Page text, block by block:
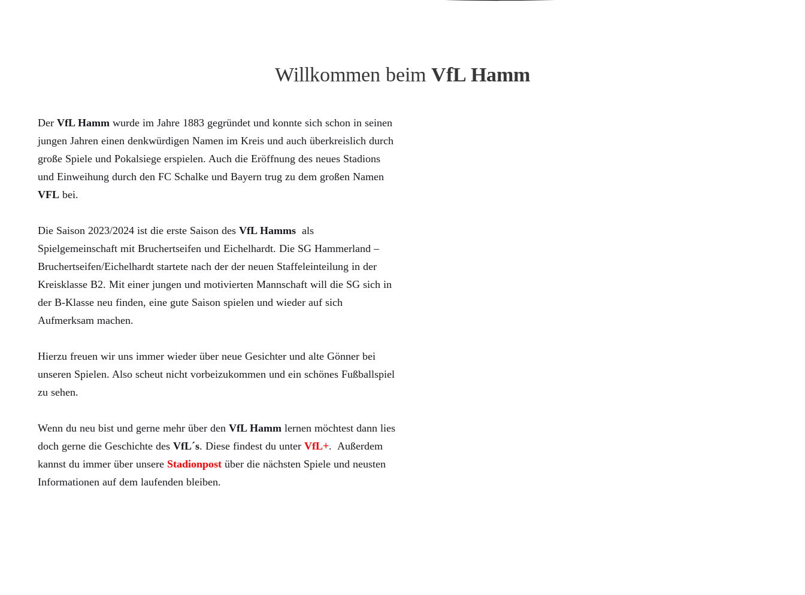
Willkommen beim VfL Hamm
Der VfL Hamm wurde im Jahre 1883 gegründet und konnte sich schon in seinen
jungen Jahren einen denkwürdigen Namen im Kreis und auch überkreislich durch
große Spiele und Pokalsiege erspielen. Auch die Eröffnung des neues Stadions
und Einweihung durch den FC Schalke und Bayern trug zu dem großen Namen
VFL bei.
Die Saison 2023/2024 ist die erste Saison des VfL Hamms als
Spielgemeinschaft mit Bruchertseifen und Eichelhardt. Die SG Hammerland –
Bruchertseifen/Eichelhardt startete nach der der neuen Staffeleinteilung in der
Kreisklasse B2. Mit einer jungen und motivierten Mannschaft will die SG sich in
der B-Klasse neu finden, eine gute Saison spielen und wieder auf sich
Aufmerksam machen.
Hierzu freuen wir uns immer wieder über neue Gesichter und alte Gönner bei
unseren Spielen. Also scheut nicht vorbeizukommen und ein schönes Fußballspiel
zu sehen.
Wenn du neu bist und gerne mehr über den VfL Hamm lernen möchtest dann lies
doch gerne die Geschichte des VfL´s. Diese findest du unter VfL+. Außerdem
kannst du immer über unsere Stadionpost über die nächsten Spiele und neusten
Informationen auf dem laufenden bleiben.